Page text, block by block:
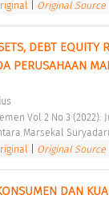
Original Source
DEBT
PERUSAHAAN
Vol 2 No 3
Marsekal
Original Source
DAN